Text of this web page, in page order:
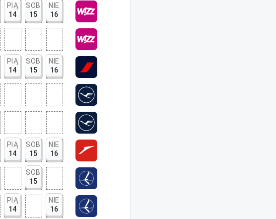
PIĄ
14
SOB
15
NIE
16
PIĄ
14
SOB
15
NIE
16
PIĄ
14
SOB
15
NIE
16
SOB
15
PIĄ
14
NIE
16